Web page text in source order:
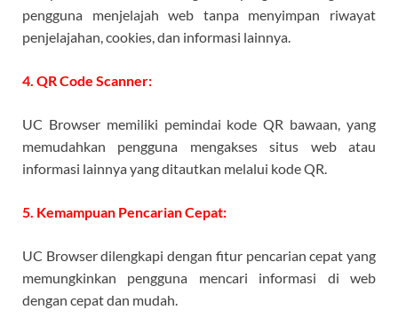
pengguna menjelajah web tanpa menyimpan riwayat
penjelajahan, cookies, dan informasi lainnya.
4. QR Code Scanner:
UC Browser memiliki pemindai kode QR bawaan, yang
memudahkan pengguna mengakses situs web atau
informasi lainnya yang ditautkan melalui kode QR.
5. Kemampuan Pencarian Cepat:
UC Browser dilengkapi dengan fitur pencarian cepat yang
memungkinkan pengguna mencari informasi di web
dengan cepat dan mudah.